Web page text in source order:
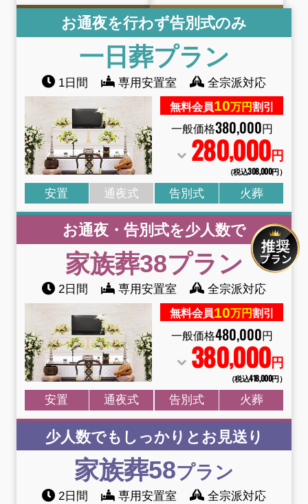
お通夜を行わず告別式のみ
一日葬プラン
1日間 専用安置室 全宗派対応
無料会員10万円割引
一般価格380,000円
280,000円
（税込308,000円）
安置 通夜式 告別式 火葬
お通夜・告別式を少人数で
家族葬38プラン
2日間 専用安置室 全宗派対応
無料会員10万円割引
一般価格480,000円
380,000円
（税込418,000円）
安置 通夜式 告別式 火葬
少人数でもしっかりとお見送り
家族葬58プラン
2日間 専用安置室 全宗派対応